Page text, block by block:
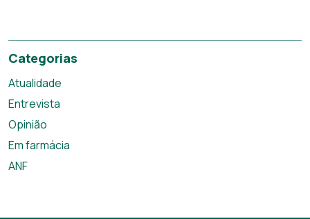
Categorias
Atualidade
Entrevista
Opinião
Em farmácia
ANF